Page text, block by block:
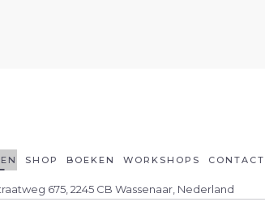
SHOP BOEKEN WORKSHOPS CONTACT
675, 2245 CB Wassenaar, Nederland